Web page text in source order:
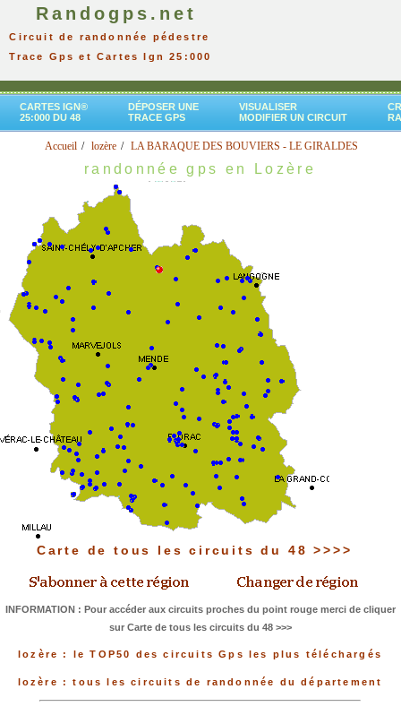
Randogps.net
Circuit de randonnée pédestre
Trace Gps et Cartes Ign 25:000
CARTES IGN®
25:000 DU 48
DÉPOSER UNE
TRACE GPS
VISUALISER
MODIFIER UN CIRCUIT
Accueil lozère LA BARAQUE DES BOUVIERS - LE GIRALDES
randonnée gps en Lozère
Carte de tous les circuits du 48 >>>>
INFORMATION : Pour accéder aux circuits proches du point rouge merci de cliquer
sur Carte de tous les circuits du 48 >>>
lozère : le TOP50 des circuits Gps les plus téléchargés
lozère : tous les circuits de randonnée du département